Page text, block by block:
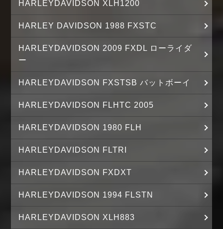
HARLEYDAVIDSON XLH1200
HARLEY DAVIDSON 1988 FXSTC
HARLEYDAVIDSON 2009 FXDL ローライダ
ー
HARLEYDAVIDSON FXSTSB バットボーイ
HARLEYDAVIDSON FLHTC 2005
HARLEYDAVIDSON 1980 FLH
HARLEYDAVIDSON FLTRI
HARLEYDAVIDSON FXDXT
HARLEYDAVIDSON 1994 FLSTN
HARLEYDAVIDSON XLH883